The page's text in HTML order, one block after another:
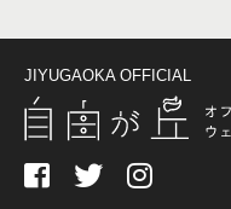
JIYUGAOKA OFFICIAL